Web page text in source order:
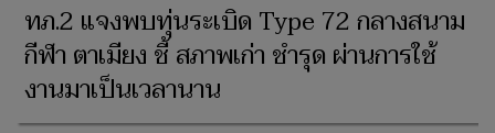
ทภ.2 แจงพบทุ่นระเบิด Type 72 กลางสนาม
กีฬา ตาเมียง ชี้ สภาพเก่า ชำรุด ผ่านการใช้
งานมาเป็นเวลานาน